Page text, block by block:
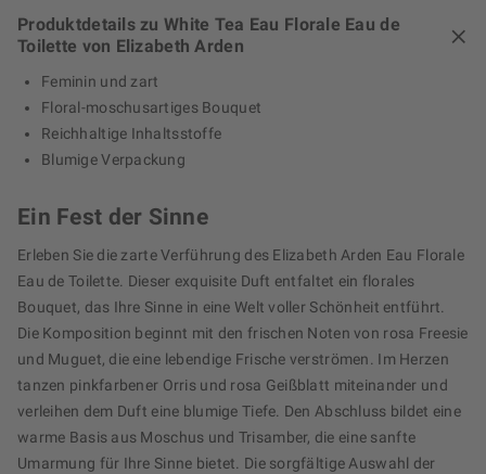
Produktdetails zu White Tea Eau Florale Eau de
Toilette von Elizabeth Arden
Feminin und zart
Floral-moschusartiges Bouquet
Reichhaltige Inhaltsstoffe
Blumige Verpackung
Ein Fest der Sinne
Erleben Sie die zarte Verführung des Elizabeth Arden Eau Florale
Eau de Toilette. Dieser exquisite Duft entfaltet ein florales
Bouquet, das Ihre Sinne in eine Welt voller Schönheit entführt.
Die Komposition beginnt mit den frischen Noten von rosa Freesie
und Muguet, die eine lebendige Frische verströmen. Im Herzen
tanzen pinkfarbener Orris und rosa Geißblatt miteinander und
verleihen dem Duft eine blumige Tiefe. Den Abschluss bildet eine
warme Basis aus Moschus und Trisamber, die eine sanfte
Umarmung für Ihre Sinne bietet. Die sorgfältige Auswahl der